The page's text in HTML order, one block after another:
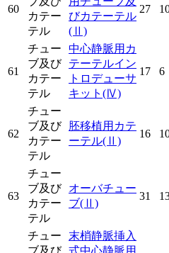
60
カテー
テル
びカテーテル
(Ⅱ)
27
61
チュー
ブ及び
カテー
テル
中心静脈用カ
テーテルイン
トロデューサ
キット (Ⅳ)
17 6
62
チュー
ブ及び
カテー
テル
胚移植用カテ
ーテル(Ⅱ)
16
63
チュー
ブ及び
カテー
テル
オーバチュー
ブ(Ⅱ)
31
チュー
末梢静脈挿入